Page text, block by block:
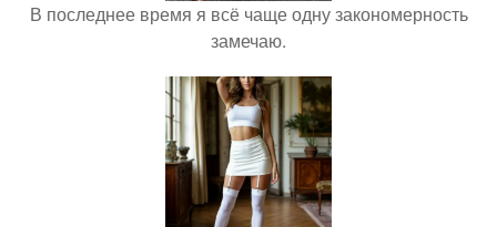
В последнее время я всё чаще одну закономерность
замечаю.